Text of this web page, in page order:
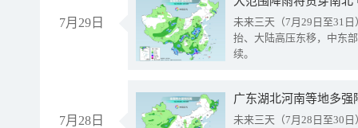
7月29日
未来三天（7月29日至31
抬、大陆高压东移，中东
续。
7月28日
广东湖北河南等地多
未来三天（7月28日至30